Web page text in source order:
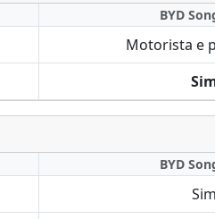
BYD
Motorista e
BYD
Sim